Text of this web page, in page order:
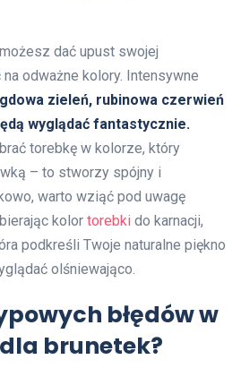
dać upust swojej
odważne kolory. Intensywne
zieleń, rubinowa czerwień
wyglądać fantastycznie.
torebkę w kolorze, który
– to stworzy spójny i
warto wziąć pod uwagę
kolor torebki do karnacji,
podkreśli Twoje naturalne piękno
olśniewająco.
błędów w
brunetek?